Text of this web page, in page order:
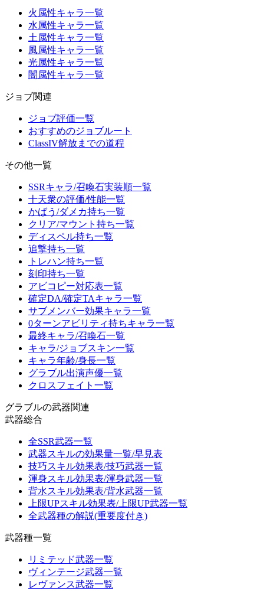
火属性キャラ一覧
水属性キャラ一覧
土属性キャラ一覧
風属性キャラ一覧
光属性キャラ一覧
闇属性キャラ一覧
ジョブ関連
ジョブ評価一覧
おすすめのジョブルート
ClassIV解放までの道程
その他一覧
SSRキャラ/召喚石実装順一覧
十天衆の評価/性能一覧
かばう/ダメカ持ち一覧
クリア/マウント持ち一覧
ディスペル持ち一覧
追撃持ち一覧
トレハン持ち一覧
刻印持ち一覧
アビコピー対応表一覧
確定DA/確定TAキャラ一覧
サブメンバー効果キャラ一覧
0ターンアビリティ持ちキャラ一覧
最終キャラ/召喚石一覧
キャラ/ジョブスキン一覧
キャラ年齢/身長一覧
グラブル出演声優一覧
クロスフェイト一覧
グラブルの武器関連
武器総合
全SSR武器一覧
武器スキルの効果量一覧/早見表
技巧スキル効果表/技巧武器一覧
渾身スキル効果表/渾身武器一覧
背水スキル効果表/背水武器一覧
上限UPスキル効果表/上限UP武器一覧
全武器種の解説(重要度付き)
武器種一覧
リミテッド武器一覧
ヴィンテージ武器一覧
レヴァンス武器一覧